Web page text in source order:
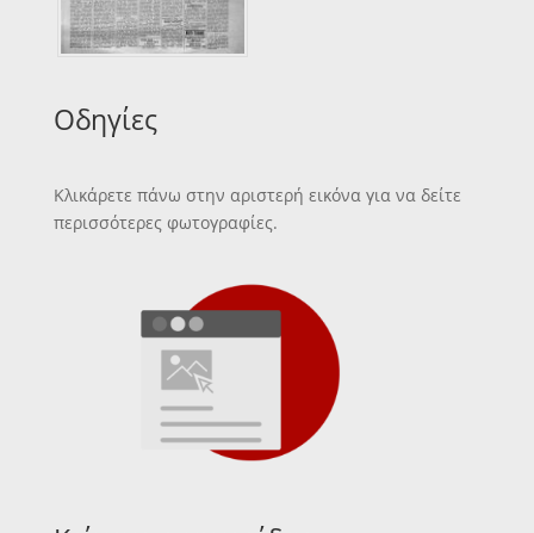
Οδηγίες
Κλικάρετε πάνω στην αριστερή εικόνα για να δείτε
περισσότερες φωτογραφίες.